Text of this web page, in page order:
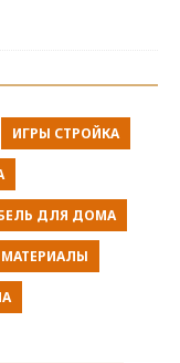
ИГРЫ СТРОЙКА
ДЛЯ ДОМА